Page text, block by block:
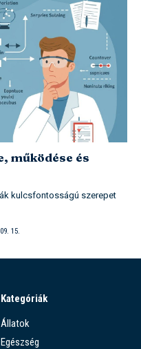
működése és
kulcsfontosságú szerepet
15.
Kategóriák
Állatok
Egészség